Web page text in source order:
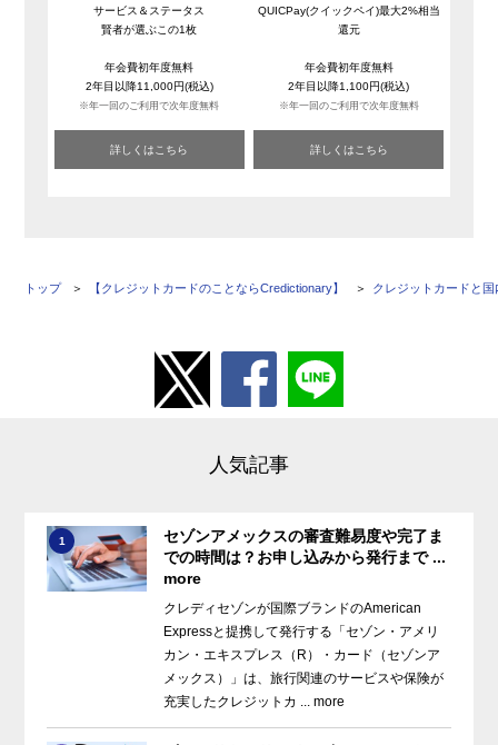
サービス＆ステータス
賢者が選ぶこの1枚
年会費初年度無料
2年目以降11,000円(税込)
※年一回のご利用で次年度無料
詳しくはこちら
QUICPay(クイックペイ)最大2%相当
還元
年会費初年度無料
2年目以降1,100円(税込)
※年一回のご利用で次年度無料
詳しくはこちら
トップ 【クレジットカードのことならCredictionary】 クレジットカードと
人気記事
1
セゾンアメックスの審査難易度や完了ま
での時間は？お申し込みから発行まで ...
more
クレディセゾンが国際ブランドのAmerican
Expressと提携して発行する「セゾン・アメリ
カン・エキスプレス（R）・カード（セゾンア
メックス）」は、旅行関連のサービスや保険が
充実したクレジットカ ... more